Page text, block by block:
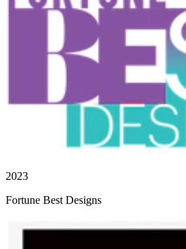
2023
Fortune Best Designs